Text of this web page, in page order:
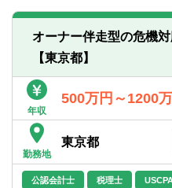
・国際資
シーへの
ント、影
務手続プ
■内部統制
・金融商
（J-SOX）
制監査
■金融アド
▽金融事
供先によ
ご応募の際
オーナー伴走型の危機
【東京都】
年収
500万円～1200
勤務地
東京都
公認会計士 税理士